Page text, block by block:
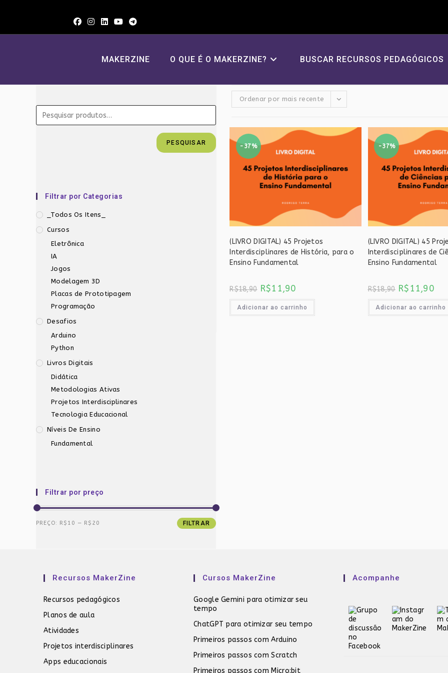
MAKERZINE O QUE É O MAKERZINE? BUSCAR RECURSOS PEDAGÓGICOS
PESQUISAR
Filtrar por Categorias
_Todos Os Itens_
Cursos
Eletrônica
IA
Jogos
Modelagem 3D
Placas de Prototipagem
Programação
Desafios
Arduino
Python
Livros Digitais
Didática
Metodologias Ativas
Projetos Interdisciplinares
Tecnologia Educacional
Níveis De Ensino
Fundamental
Filtrar por preço
Preço
Preço
FILTRAR
PREÇO: R$10 — R$20
Ordenar por mais recente
-37%
(LIVRO DIGITAL) 45 Projetos
Interdisciplinares de História, para o
Ensino Fundamental
R$18,90 O
preço
era:
R$11,90
é:
Adicionar ao carrinho
-37%
(LIVRO DIGITAL) 45
Interdisciplinares de
Ensino Fundamental
R$18,90 O
preço
era:
R$11,90
é:
Adicionar ao carrinho
Recursos MakerZine
Recursos pedagógicos
Planos de aula
Atividades
Projetos interdisciplinares
Apps educacionais
Cursos MakerZine
Google Gemini para otimizar seu
tempo
ChatGPT para otimizar seu tempo
Primeiros passos com Arduino
Primeiros passos com Scratch
Primeiros passos com Micro:bit
Acompanhe